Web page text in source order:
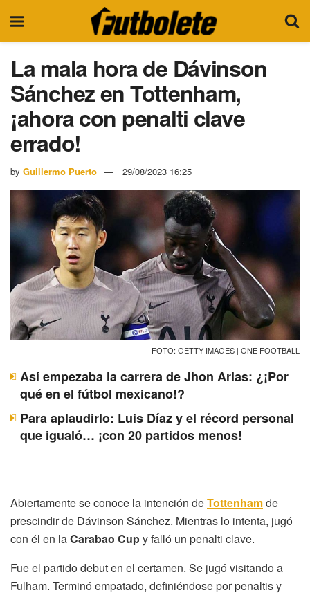
La mala hora de Dávinson
Sánchez en Tottenham,
¡ahora con penalti clave
errado!
by Guillermo Puerto 29/08/2023 16:25
FOTO: GETTY IMAGES | ONE FOOTBALL
Así empezaba la carrera de Jhon Arias: ¿¡Por
qué en el fútbol mexicano!?
Para aplaudirlo: Luis Díaz y el récord personal
que igualó… ¡con 20 partidos menos!
Abiertamente se conoce la intención deTottenhamde
prescindir de Dávinson Sánchez. Mientras lo intenta, jugó
con él en laCarabao Cupy falló un penalti clave.
Fue el partido debut en el certamen. Se jugó visitando a
Fulham. Terminó empatado, definiéndose por penaltis y